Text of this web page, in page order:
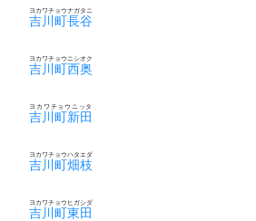
吉川町長谷
ヨカワチョウナガタニ
吉川町西奥
ヨカワチョウニシオク
吉川町新田
ヨカワチョウニッタ
吉川町畑枝
ヨカワチョウハタエダ
吉川町東田
ヨカワチョウヒガシダ